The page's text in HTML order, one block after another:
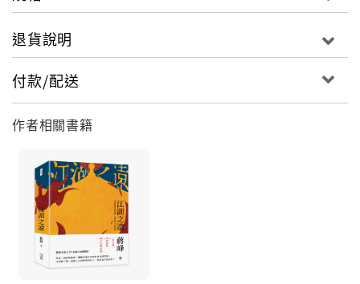
退貨說明
付款/配送
作者相關書籍